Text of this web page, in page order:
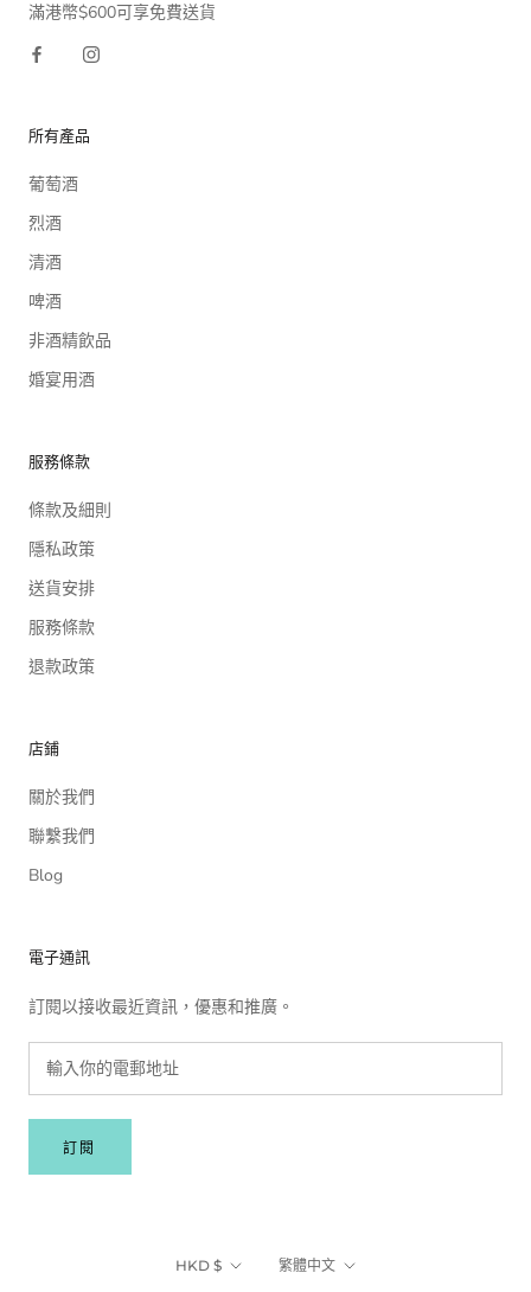
滿港幣$600可享免費送貨
所有產品
葡萄酒
烈酒
清酒
啤酒
非酒精飲品
婚宴用酒
服務條款
條款及細則
隱私政策
送貨安排
服務條款
退款政策
店鋪
關於我們
聯繫我們
Blog
電子通訊
訂閱以接收最近資訊，優惠和推廣。
訂閱
貨
HKD $
語
繁體中文